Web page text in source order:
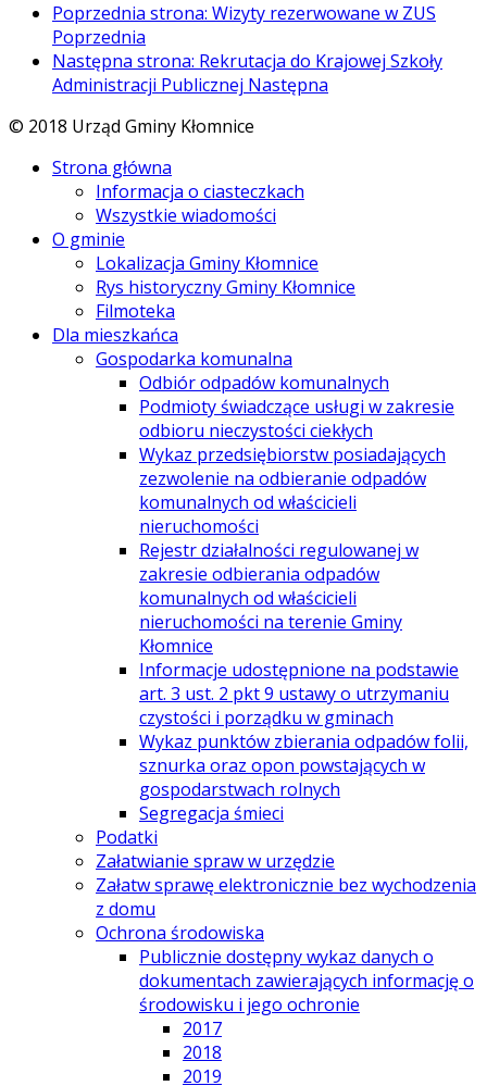
Poprzednia strona: Wizyty rezerwowane w ZUS
Poprzednia
Następna strona: Rekrutacja do Krajowej Szkoły
Administracji Publicznej Następna
© 2018 Urząd Gminy Kłomnice
Strona główna
Informacja o ciasteczkach
Wszystkie wiadomości
O gminie
Lokalizacja Gminy Kłomnice
Rys historyczny Gminy Kłomnice
Filmoteka
Dla mieszkańca
Gospodarka komunalna
Odbiór odpadów komunalnych
Podmioty świadczące usługi w zakresie
odbioru nieczystości ciekłych
Wykaz przedsiębiorstw posiadających
zezwolenie na odbieranie odpadów
komunalnych od właścicieli
nieruchomości
Rejestr działalności regulowanej w
zakresie odbierania odpadów
komunalnych od właścicieli
nieruchomości na terenie Gminy
Kłomnice
Informacje udostępnione na podstawie
art. 3 ust. 2 pkt 9 ustawy o utrzymaniu
czystości i porządku w gminach
Wykaz punktów zbierania odpadów folii,
sznurka oraz opon powstających w
gospodarstwach rolnych
Segregacja śmieci
Podatki
Załatwianie spraw w urzędzie
Załatw sprawę elektronicznie bez wychodzenia
z domu
Ochrona środowiska
Publicznie dostępny wykaz danych o
dokumentach zawierających informację o
środowisku i jego ochronie
2017
2018
2019